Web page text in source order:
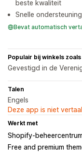
beste kwaliteit
Snelle
Bevat automatisch
Populair bij winkels
Gevestigd in de
Talen
Engels
Deze app is niet
Werkt met
Shopify-beheercentrum
Free and premium